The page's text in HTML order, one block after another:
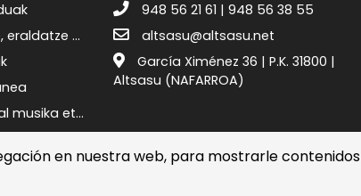
Berreskuratze, eraldatze eta erresilientzia plana
Altsasuko udal musika eta dantza eskola
948 56 21 61 | 948 56 38 55
altsasu@altsasu.net
García Ximénez 36 | P.K. 31800 |
Altsasu (NAFARROA)
Politika
en nuestra web, para mostrarle contenidos